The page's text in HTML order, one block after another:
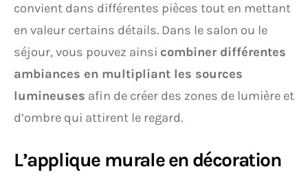
convient dans différentes pièces tout en mettant
en valeur certains détails. Dans le salon ou le
séjour, vous pouvez ainsi combiner différentes
ambiances en multipliant les sources
lumineuses afin de créer des zones de lumière et
d’ombre qui attirent le regard.
L’applique murale en décoration